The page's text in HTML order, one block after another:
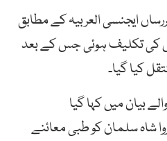
ایجنسی العربیہ کے مطابق
کی تکلیف ہوئی جس کے بعد
کیا گیا۔
بیان میں کہا گیا
شاہ سلمان کو طبی معائنے